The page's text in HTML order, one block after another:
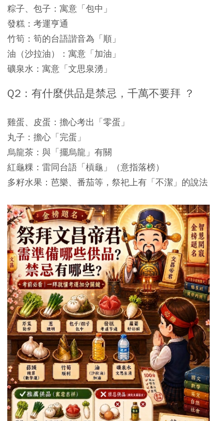
粽子、包子：寓意「包中」
發糕：考運亨通
竹筍：筍的台語諧音為「順」
油（沙拉油）：寓意「加油」
礦泉水：寓意「文思泉湧」
Q2：有什麼供品是禁忌，千萬不要拜 ？
雞蛋、皮蛋：擔心考出「零蛋」
丸子：擔心「完蛋」
烏龍茶：與「擺烏龍」有關
紅龜粿：雷同台語「槓龜」（意指落榜）
多籽水果：芭樂、番茄等，祭祀上有「不潔」的說法